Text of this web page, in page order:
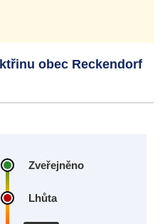
obec Reckendorf
Zveřejněno
Lhůta